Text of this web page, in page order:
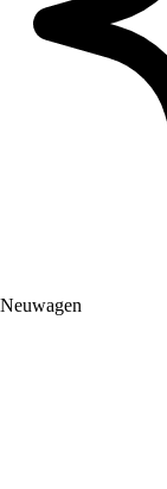
Neuwagen